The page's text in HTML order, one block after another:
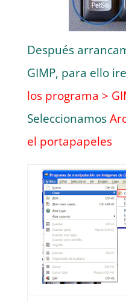
Después
GIMP, para ello
los programa >
Seleccionamos
el portapapeles